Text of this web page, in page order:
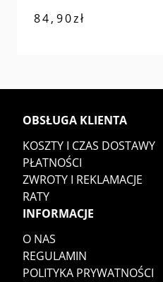
84,90zł
OBSŁUGA KLIENTA
KOSZTY I CZAS DOSTAWY
PŁATNOŚCI
ZWROTY I REKLAMACJE
RATY
INFORMACJE
O NAS
REGULAMIN
POLITYKA PRYWATNOŚCI